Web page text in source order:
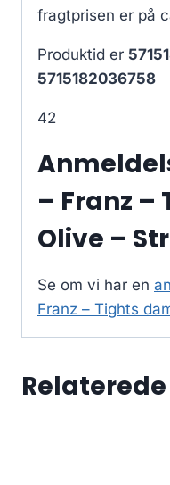
fragtprisen er på
Produktid er
5715182036758
42
– Franz –
Olive –
Se om vi har en
Franz – Tights